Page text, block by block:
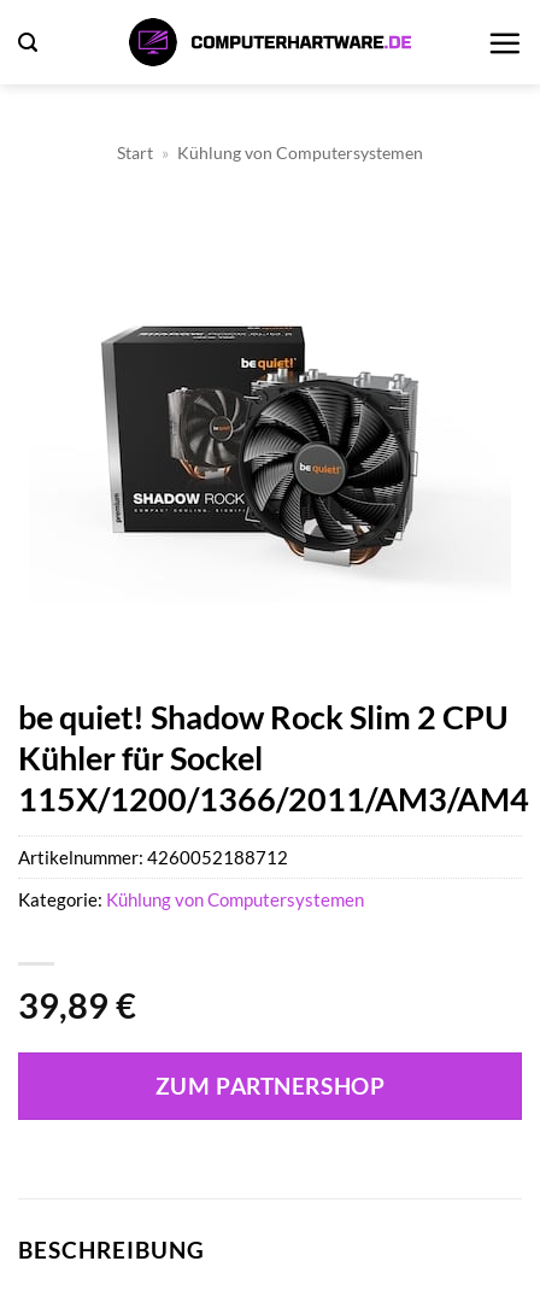
Inhalt
Start » Kühlung von Computersystemen
be quiet! Shadow Rock Slim 2 CPU
Kühler für Sockel
115X/1200/1366/2011/AM3/AM4
39,89 €
ZUM PARTNERSHOP
Artikelnummer: 4260052188712
Kategorie: Kühlung von Computersystemen
BESCHREIBUNG